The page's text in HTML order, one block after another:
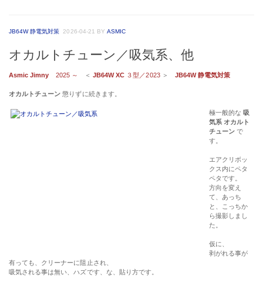
JB64W 静電気対策 2026-04-21 BYASMIC
オカルトチューン／吸気系、他
Asmic Jimny 2025 ～ ＜ JB64W XC ３型／2023＞ JB64W 静電気対策
オカルトチューン 懲りずに続きます。
極一般的な吸
気系 オカルト
チューン で
す。
エアクリボッ
クス内にペタ
ペタです。
方向を変え
て、あっち
と、こっちか
ら撮影しまし
た。
仮に、
剥がれる事が
有っても、クリーナーに阻止され、
吸気される事は無い、ハズです、な、貼り方です。